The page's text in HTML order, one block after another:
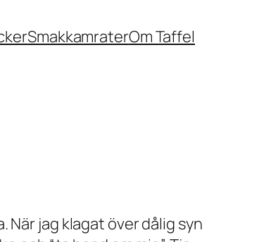
SmakkamraterOm Taffel
När jag klagat över dålig syn